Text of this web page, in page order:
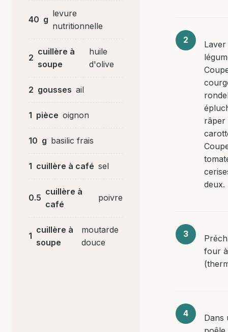
40 g
levure
nutritionnelle
2
cuillère à
soupe
huile
d'olive
2 gousses ail
1 pièce oignon
10 g basilic frais
1 cuillère à café sel
0.5
cuillère à
café
poivre
1
cuillère à
soupe
moutarde
douce
Laver
râper
deux.
four à
Dans